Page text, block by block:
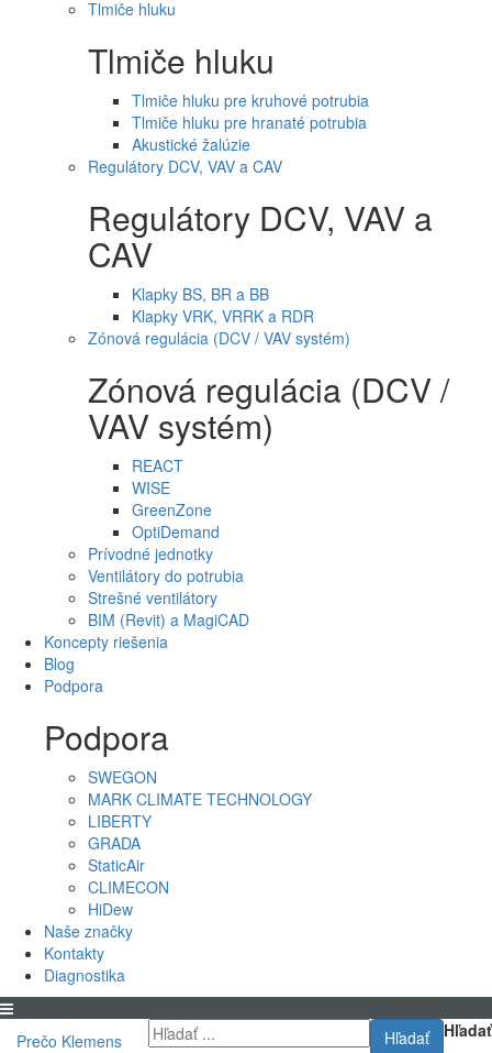
Tlmiče hluku
Tlmiče hluku
Tlmiče hluku pre kruhové potrubia
Tlmiče hluku pre hranaté potrubia
Akustické žalúzie
Regulátory DCV, VAV a CAV
Regulátory DCV, VAV a
CAV
Klapky BS, BR a BB
Klapky VRK, VRRK a RDR
Zónová regulácia (DCV / VAV systém)
Zónová regulácia (DCV /
VAV systém)
REACT
WISE
GreenZone
OptiDemand
Prívodné jednotky
Ventilátory do potrubia
Strešné ventilátory
BIM (Revit) a MagiCAD
Koncepty riešenia
Blog
Podpora
Podpora
SWEGON
MARK CLIMATE TECHNOLOGY
LIBERTY
GRADA
StaticAir
CLIMECON
HiDew
Naše značky
Kontakty
Diagnostika
Hľadať
Hľadať
Prečo Klemens